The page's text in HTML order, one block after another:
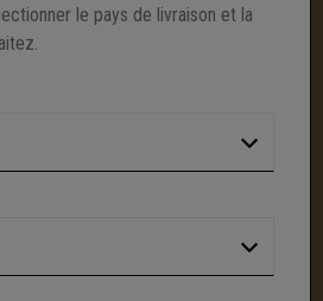
S'ÉCRIT AVEC IKKS
: le site I.Code ferme
Mais l'audace, la créativité
le pays de livraison et la